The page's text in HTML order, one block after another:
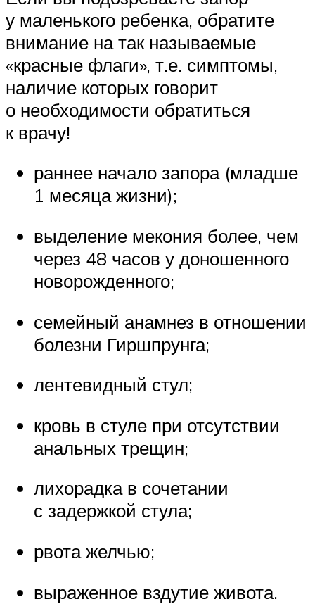
у маленького ребенка, обратите
внимание на так называемые
«красные флаги», т.е. симптомы,
наличие которых говорит
о необходимости обратиться
к врачу!
раннее начало запора (младше
1 месяца жизни);
выделение мекония более, чем
через 48 часов у доношенного
новорожденного;
семейный анамнез в отношении
болезни Гиршпрунга;
лентевидный стул;
кровь в стуле при отсутствии
анальных трещин;
лихорадка в сочетании
с задержкой стула;
рвота желчью;
выраженное вздутие живота.